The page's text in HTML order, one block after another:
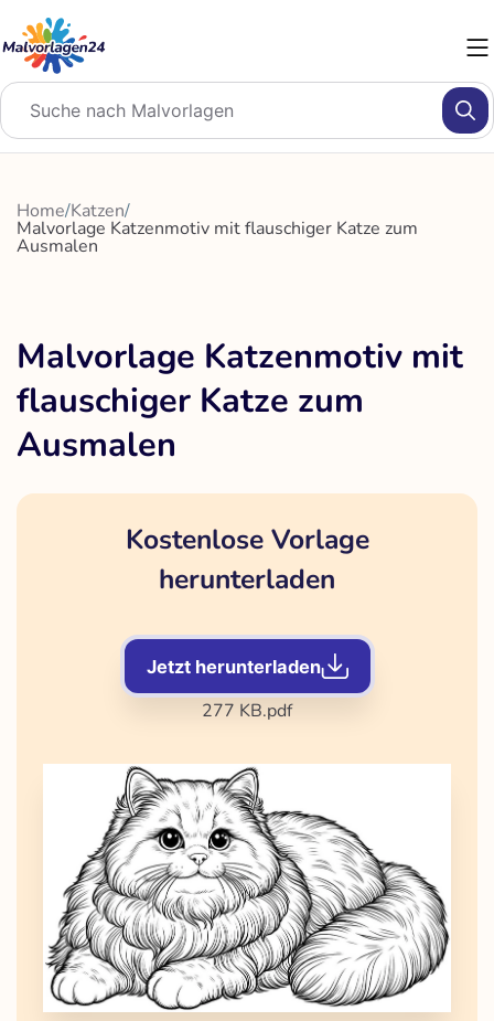
Inhalt
springen
Home/Katzen/
Malvorlage Katzenmotiv mit flauschiger Katze zum
Ausmalen
Malvorlage Katzenmotiv mit
flauschiger Katze zum
Ausmalen
Kostenlose Vorlage
herunterladen
Jetzt herunterladen
277 KB.pdf